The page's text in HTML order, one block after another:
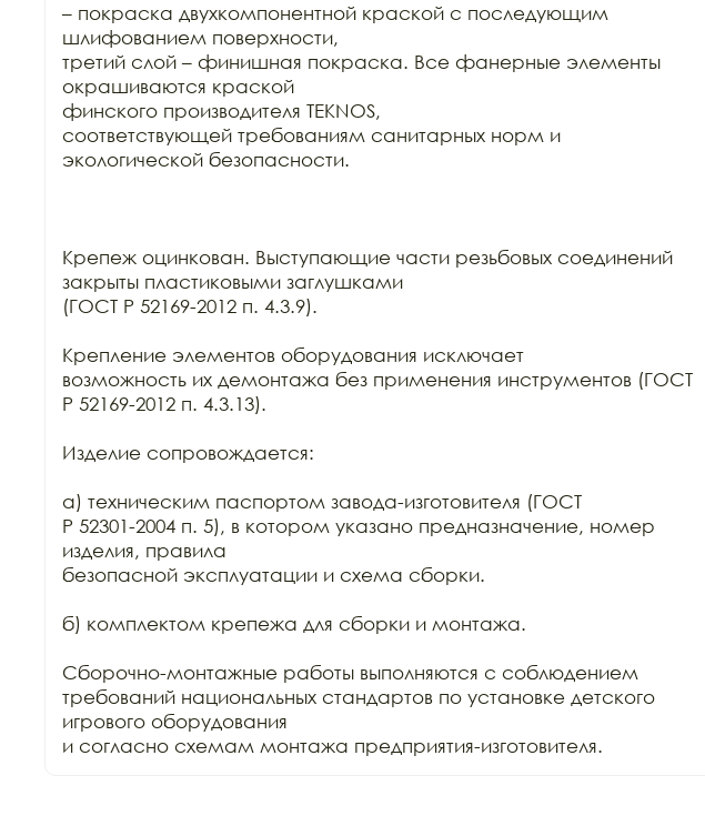
– покраска двухкомпонентной краской с последующим
шлифованием поверхности,
третий слой – финишная покраска. Все фанерные элементы
окрашиваются краской
финского производителя TEKNOS,
соответствующей требованиям санитарных норм и
экологической безопасности.
Крепеж оцинкован. Выступающие части резьбовых соединений
закрыты пластиковыми заглушками
(ГОСТ Р 52169-2012 п. 4.3.9).
Крепление элементов оборудования исключает
возможность их демонтажа без применения инструментов (ГОСТ
Р 52169-2012 п. 4.3.13).
Изделие сопровождается:
а) техническим паспортом завода-изготовителя (ГОСТ
Р 52301-2004 п. 5), в котором указано предназначение, номер
изделия, правила
безопасной эксплуатации и схема сборки.
б) комплектом крепежа для сборки и монтажа.
Сборочно-монтажные работы выполняются с соблюдением
требований национальных стандартов по установке детского
игрового оборудования
и согласно схемам монтажа предприятия-изготовителя.